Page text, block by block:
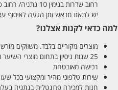
רחוב שדרות בנימין 10 נתניה/ רחוב פנקס 12 נתניה – לבחירתכם
יש לתאם מראש זמן הגעה לאיסוף עצמי
למה כדאי לקנות אצלנו?
מוצרים מקוריים בלבד. משווקים
25 שנות ניסיון בתחום מוצרי השיער והטיפוח
רכישה מאובטחת
שירות טלפוני מהיר ומקצועי בכל
חנות למכירה פרונטלית בנתניה בעלת